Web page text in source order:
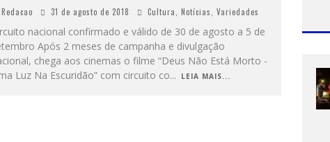
Redacao 31 de agosto de 2018 Cultura Notícias Variedades
nacional confirmado e válido de 30 de agosto a 5 de
Após 2 meses de campanha e divulgação
chega aos cinemas o filme “Deus Não Está Morto -
Luz Na Escuridão” com circuito co... LEIA MAIS...